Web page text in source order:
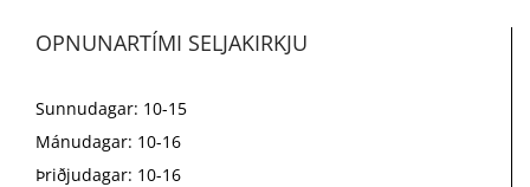
OPNUNARTÍMI SELJAKIRKJU
Sunnudagar: 10-15
Mánudagar: 10-16
Þriðjudagar: 10-16